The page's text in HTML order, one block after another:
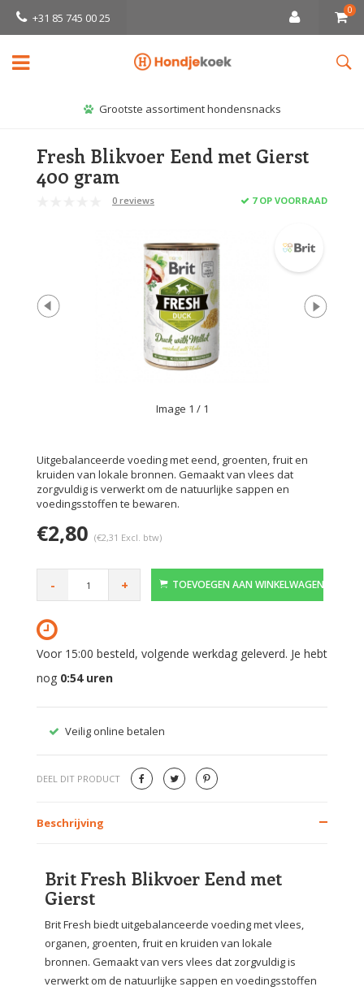
+31 85 745 00 25
0
Grootste assortiment hondensnacks
Fresh Blikvoer Eend met Gierst
400 gram
0 reviews 7 OP VOORRAAD
Image 1 / 1
Uitgebalanceerde voeding met eend, groenten, fruit en
kruiden van lokale bronnen. Gemaakt van vlees dat
zorgvuldig is verwerkt om de natuurlijke sappen en
voedingsstoffen te bewaren.
€2,80 (€2,31 Excl. btw)
- + TOEVOEGEN AAN WINKELWAGEN
Voor 15:00 besteld, volgende werkdag geleverd. Je hebt
nog 0:54uren
Veilig online betalen
DEEL DIT PRODUCT
Beschrijving
Brit Fresh Blikvoer Eend met
Gierst
Brit Fresh biedt uitgebalanceerde voeding met vlees,
organen, groenten, fruit en kruiden van lokale
bronnen. Gemaakt van vers vlees dat zorgvuldig is
verwerkt om de natuurlijke sappen en voedingsstoffen